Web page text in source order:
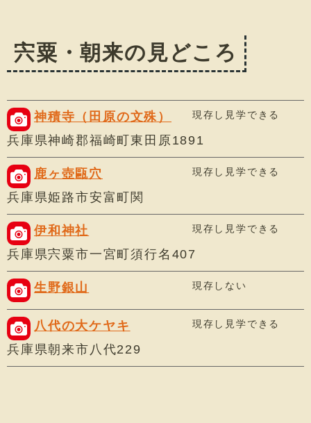
宍粟・朝来の見どころ
神積寺（田原の文殊） 現存し見学できる
兵庫県神崎郡福崎町東田原1891
鹿ヶ壺甌穴 現存し見学できる
兵庫県姫路市安富町関
伊和神社 現存し見学できる
兵庫県宍粟市一宮町須行名407
生野銀山 現存しない
八代の大ケヤキ 現存し見学できる
兵庫県朝来市八代229